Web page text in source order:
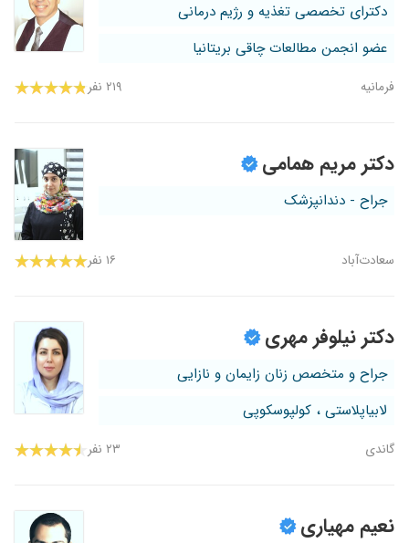
دکترای تخصصی تغذیه و رژیم درمانی
عضو انجمن مطالعات چاقی بریتانیا
فرمانیه ۲۱۹ نفر
دکتر مریم همامی
جراح - دندانپزشک
سعادت‌آباد ۱۶ نفر
دکتر نیلوفر مهری
جراح و متخصص زنان زایمان و نازایی
لابیاپلاستی ، کولپوسکوپی
گاندی ۲۳ نفر
نعیم مهیاری